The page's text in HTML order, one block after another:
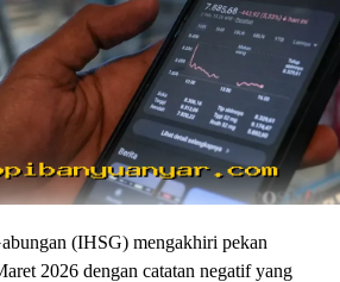
(IHSG) mengakhiri pekan
2026 dengan catatan negatif yang